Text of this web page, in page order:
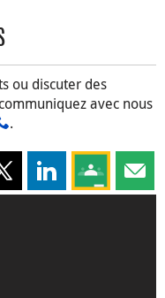
ou discuter des
avec nous
.
cette page sur
Partager cette page sur X
Partager cette
Partagez